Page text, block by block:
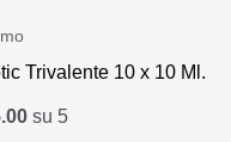
Trivalente 10 x 10 Ml.
su 5